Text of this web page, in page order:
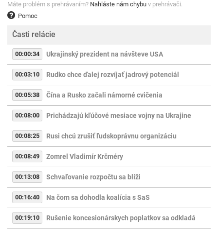
Pomoc
Máte problém s prehrávaním? Nahláste nám chybu v prehrávači.
Časti relácie
00:00:34 Ukrajinský prezident na návšteve USA
00:03:10 Rudko chce ďalej rozvíjať jadrový potenciál
00:05:38 Čína a Rusko začali námorné cvičenia
00:08:00 Prichádzajú kľúčové mesiace vojny na Ukrajine
00:08:25 Rusi chcú zrušiť ľudskoprávnu organizáciu
00:08:49 Zomrel Vladimír Krčméry
00:13:08 Schvaľovanie rozpočtu sa blíži
00:16:40 Na čom sa dohodla koalícia s SaS
00:19:10 Rušenie koncesionárskych poplatkov sa odkladá